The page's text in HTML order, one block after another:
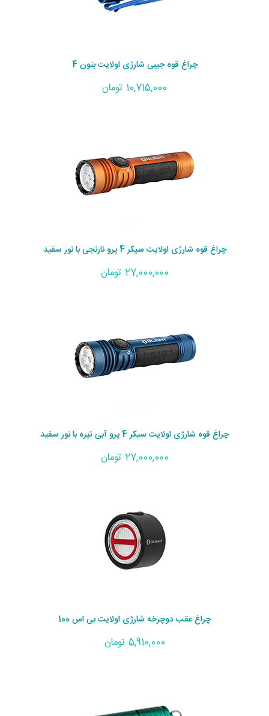
چراغ قوه جیبی شارژی اولایت بتون 4
10,715,000 تومان
چراغ قوه شارژی اولایت سیکر 4 پرو نارنجی با نور سفید
27,000,000 تومان
چراغ قوه شارژی اولایت سیکر 4 پرو آبی تیره با نور سفید
27,000,000 تومان
چراغ عقب دوچرخه شارژی اولایت بی اس 100
5,910,000 تومان